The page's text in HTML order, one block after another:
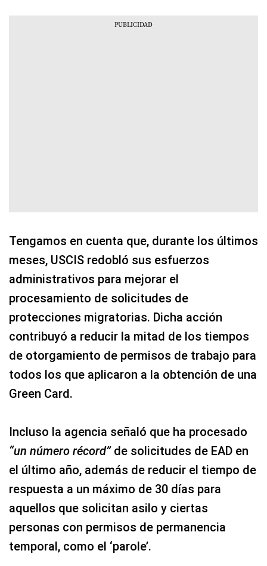
Tengamos en cuenta que, durante los últimos
meses, USCIS redobló sus esfuerzos
administrativos para mejorar el
procesamiento de solicitudes de
protecciones migratorias. Dicha acción
contribuyó a reducir la mitad de los tiempos
de otorgamiento de permisos de trabajo para
todos los que aplicaron a la obtención de una
Green Card.
Incluso la agencia señaló que ha procesado
“un número récord” de solicitudes de EAD en
el último año, además de reducir el tiempo de
respuesta a un máximo de 30 días para
aquellos que solicitan asilo y ciertas
personas con permisos de permanencia
temporal, como el ‘parole’.